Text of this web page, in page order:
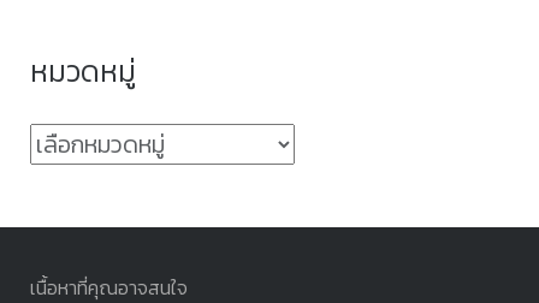
หมวดหมู่
หมวด
เนื้อหาที่คุณอาจสนใจ